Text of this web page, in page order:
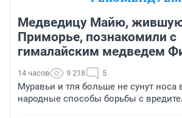
Медведицу Майю, жившую
Приморье, познакомили с
гималайским медведем
14 часов 9 218 5
Муравьи и тля больше не сунут носа
народные способы борьбы с